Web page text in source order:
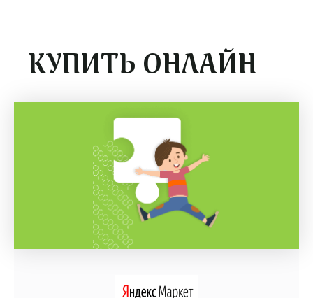
КУПИТЬ ОНЛАЙН